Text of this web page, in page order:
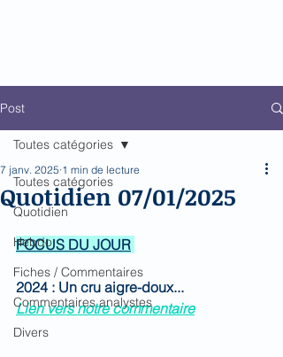
Post
Toutes catégories
Quotidien
Hebdo
Fiches / Commentaires
Commentaires analystes
Divers
Toutes catégories
Quotidien 07/01/2025
7 janv. 2025 1 min de lecture
FOCUS DU JOUR
2024 : Un cru aigre-doux...
Lien vers notre commentaire